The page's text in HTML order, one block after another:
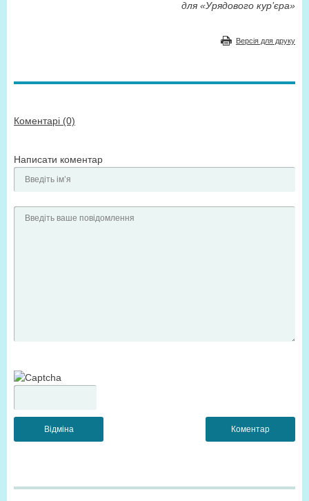
для «Урядового кур’єра»
Версія для друку
Коментарі (0)
Написати коментар